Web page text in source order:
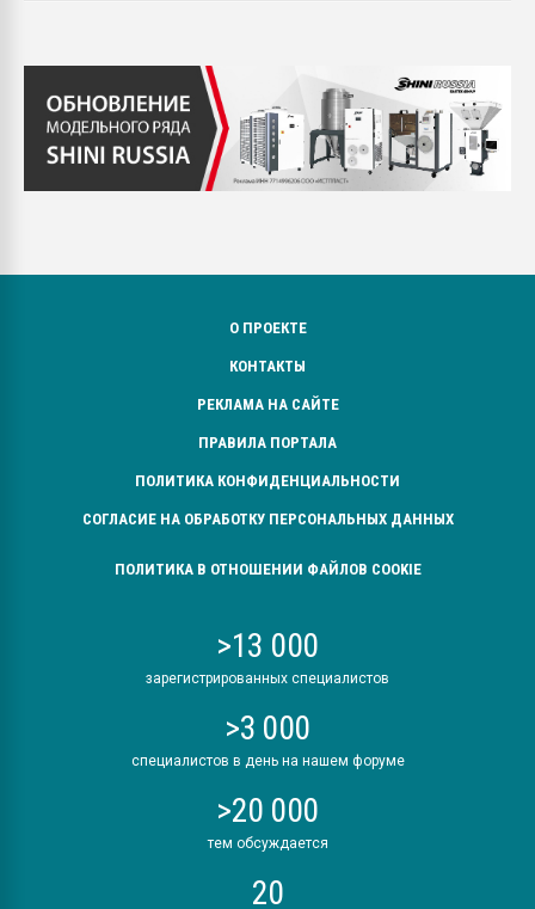
О ПРОЕКТЕ
КОНТАКТЫ
РЕКЛАМА НА САЙТЕ
ПРАВИЛА ПОРТАЛА
ПОЛИТИКА КОНФИДЕНЦИАЛЬНОСТИ
СОГЛАСИЕ НА ОБРАБОТКУ ПЕРСОНАЛЬНЫХ ДАННЫХ
ПОЛИТИКА В ОТНОШЕНИИ ФАЙЛОВ COOKIE
>13 000
зарегистрированных специалистов
>3 000
специалистов в день на нашем форуме
>20 000
тем обсуждается
20